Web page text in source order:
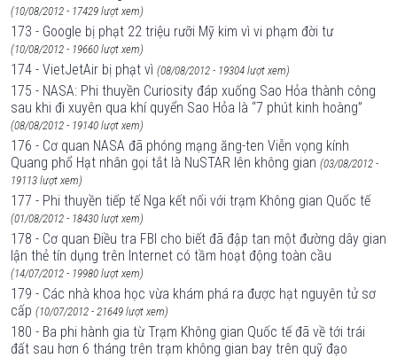
(10/08/2012 - 17429 lượt xem)
173 - Google bị phạt 22 triệu rưỡi Mỹ kim vì vi phạm đời tư
(10/08/2012 - 19660 lượt xem)
174 - VietJetAir bị phạt vì (08/08/2012 - 19304 lượt xem)
175 - NASA: Phi thuyền Curiosity đáp xuống Sao Hỏa thành công
sau khi đi xuyên qua khí quyển Sao Hỏa là “7 phút kinh hoàng”
(08/08/2012 - 19140 lượt xem)
176 - Cơ quan NASA đã phóng mạng ăng-ten Viễn vọng kính
Quang phổ Hạt nhân gọi tắt là NuSTAR lên không gian (03/08/2012 -
19113 lượt xem)
177 - Phi thuyền tiếp tế Nga kết nối với trạm Không gian Quốc tế
(01/08/2012 - 18430 lượt xem)
178 - Cơ quan Điều tra FBI cho biết đã đập tan một đường dây gian
lận thẻ tín dụng trên Internet có tầm hoạt động toàn cầu
(14/07/2012 - 19980 lượt xem)
179 - Các nhà khoa học vừa khám phá ra được hạt nguyên tử sơ
cấp (10/07/2012 - 21649 lượt xem)
180 - Ba phi hành gia từ Trạm Không gian Quốc tế đã về tới trái
đất sau hơn 6 tháng trên trạm không gian bay trên quỹ đạo